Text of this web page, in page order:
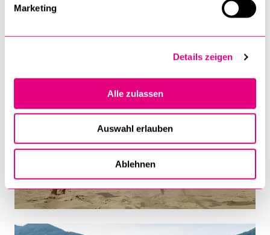
Marketing
Details zeigen
Alle zulassen
Auswahl erlauben
Ablehnen